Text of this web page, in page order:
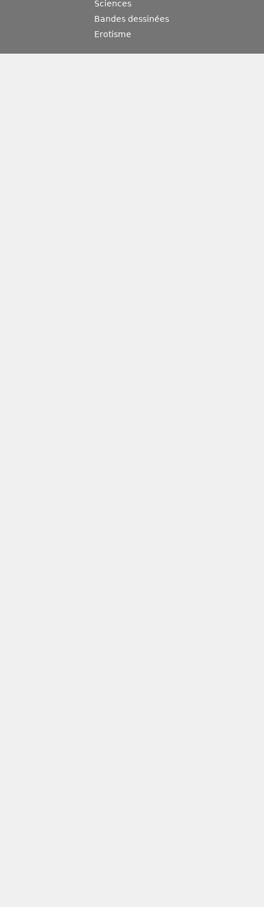
Sciences
Bandes dessinées
Erotisme